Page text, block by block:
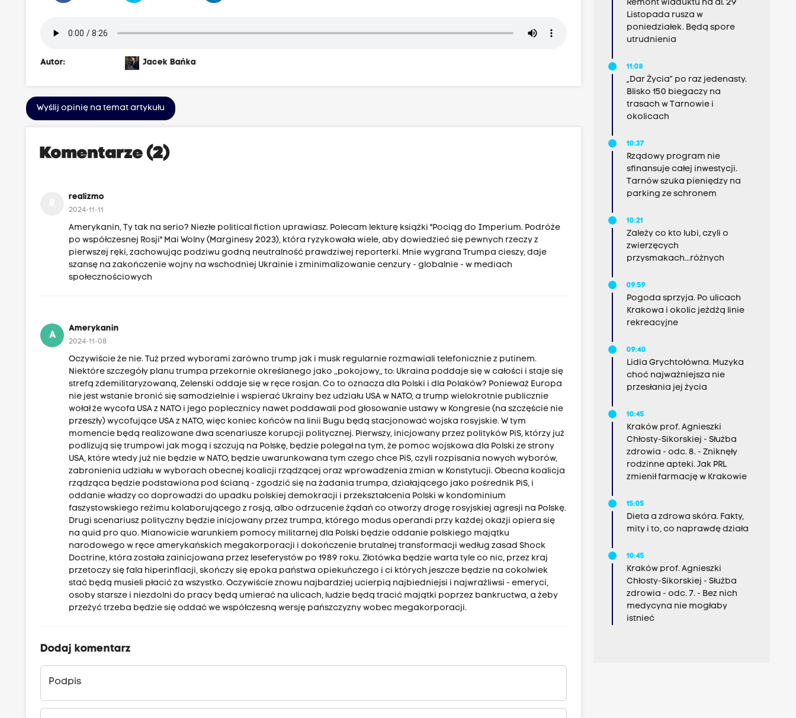
Autor: Jacek Bańka
Wyślij opinię na temat artykułu
Komentarze (2)
realizmo
2024-11-11
Amerykanin, Ty tak na serio? Niezłe political fiction uprawiasz. Polecam lekturę książki "Pociąg do Imperium. Podróże
po współczesnej Rosji" Mai Wolny (Marginesy 2023), która ryzykowała wiele, aby dowiedzieć się pewnych rzeczy z
pierwszej ręki, zachowując podziwu godną neutralność prawdziwej reporterki. Mnie wygrana Trumpa cieszy, daje
szansę na zakończenie wojny na wschodniej Ukrainie i zminimalizowanie cenzury - globalnie - w mediach
społecznościowych
A
Amerykanin
2024-11-08
Oczywiście że nie. Tuż przed wyborami zarówno trump jak i musk regularnie rozmawiali telefonicznie z putinem.
Niektóre szczegóły planu trumpa przekornie określanego jako ,,pokojowy,, to: Ukraina poddaje się w całości i staje się
strefą zdemilitaryzowaną, Zelenski oddaje się w ręce rosjan. Co to oznacza dla Polski i dla Polaków? Ponieważ Europa
nie jest wstanie bronić się samodzielnie i wspierać Ukrainy bez udziału USA w NATO, a trump wielokrotnie publicznie
wołał że wycofa USA z NATO i jego poplecznicy nawet poddawali pod głosowanie ustawy w Kongresie (na szczęście nie
przeszły) wycofujące USA z NATO, więc koniec końców na linii Bugu będą stacjonować wojska rosyjskie. W tym
momencie będą realizowane dwa scenariusze korupcji politycznej. Pierwszy, inicjowany przez polityków PiS, którzy już
podlizują się trumpowi jak mogą i szczują na Polskę, będzie polegał na tym, że pomoc wojskowa dla Polski ze strony
USA, które wtedy już nie będzie w NATO, będzie uwarunkowana tym czego chce PiS, czyli rozpisania nowych wyborów,
zabronienia udziału w wyborach obecnej koalicji rządzącej oraz wprowadzenia zmian w Konstytucji. Obecna koalicja
rządząca będzie podstawiona pod ścianą - zgodzić się na żadania trumpa, działającego jako pośrednik PiS, i
oddanie władzy co doprowadzi do upadku polskiej demokracji i przekształcenia Polski w kondominium
faszystowskiego reżimu kolaborującego z rosją, albo odrzucenie żądań co otworzy drogę rosyjskiej agresji na Polskę.
Drugi scenariusz polityczny będzie inicjowany przez trumpa, którego modus operandi przy każdej okazji opiera się
na quid pro quo. Mianowicie warunkiem pomocy militarnej dla Polski będzie oddanie polskiego majątku
narodowego w ręce amerykańskich megakorporacji i dokończenie brutalnej transformacji według zasad Shock
Doctrine, która została zainicjowana przez leseferystów po 1989 roku. Złotówka będzie warta tyle co nic, przez kraj
przetoczy się fala hiperinflacji, skończy się epoka państwa opiekuńczego i ci których jeszcze będzie na cokolwiek
stać będą musieli płacić za wszystko. Oczywiście znowu najbardziej ucierpią najbiedniejsi i najwraźliwsi - emeryci,
osoby starsze i niezdolni do pracy będą umierać na ulicach, ludzie będą tracić majątki poprzez bankructwa, a żeby
przeżyć trzeba będzie się oddać we współczesną wersję pańszczyzny wobec megakorporacji.
Dodaj komentarz
Podpis
Remont wiaduktu na al. 29
Listopada rusza w
poniedziałek. Będą spore
utrudnienia
11:08
„Dar Życia” po raz jedenasty.
Blisko 150 biegaczy na
trasach w Tarnowie i
okolicach
10:37
Rządowy program nie
sfinansuje całej inwestycji.
Tarnów szuka pieniędzy na
parking ze schronem
10:21
Zależy co kto lubi, czyli o
zwierzęcych
przysmakach...różnych
09:59
Pogoda sprzyja. Po ulicach
Krakowa i okolic jeżdżą linie
rekreacyjne
09:40
Lidia Grychtołówna. Muzyka
choć najważniejsza nie
przesłania jej życia
10:45
Kraków prof. Agnieszki
Chłosty-Sikorskiej - Służba
zdrowia - odc. 8. - Zniknęły
rodzinne apteki. Jak PRL
zmienił farmację w Krakowie
15:05
Dieta a zdrowa skóra. Fakty,
mity i to, co naprawdę działa
10:45
Kraków prof. Agnieszki
Chłosty-Sikorskiej - Służba
zdrowia - odc. 7. - Bez nich
medycyna nie mogłaby
istnieć